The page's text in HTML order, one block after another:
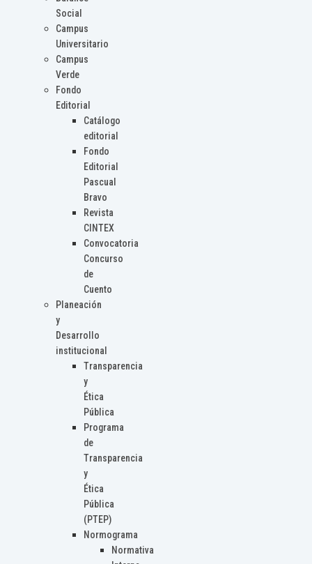
Social
Campus
Universitario
Campus
Verde
Fondo
Editorial
Catálogo
editorial
Fondo
Editorial
Pascual
Bravo
Revista
CINTEX
Convocatoria
Concurso
de
Cuento
Planeación
y
Desarrollo
institucional
Transparencia
y
Ética
Pública
Programa
de
Transparencia
y
Ética
Pública
(PTEP)
Normograma
Normativa